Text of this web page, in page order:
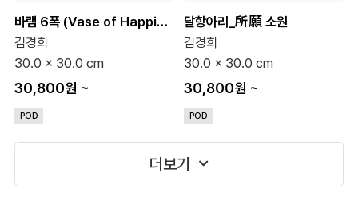
바램 6폭 (Vase of Happiness)
김경희
30.0 x 30.0 cm
30,800원 ~
POD
달항아리_所願 소원
김경희
30.0 x 30.0 cm
30,800원 ~
POD
더보기